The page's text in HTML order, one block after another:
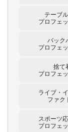
テーブ
プロフェ
バック
プロフェ
捨て
プロフェ
ライブ・
ファク
スポーツ
プロフェ